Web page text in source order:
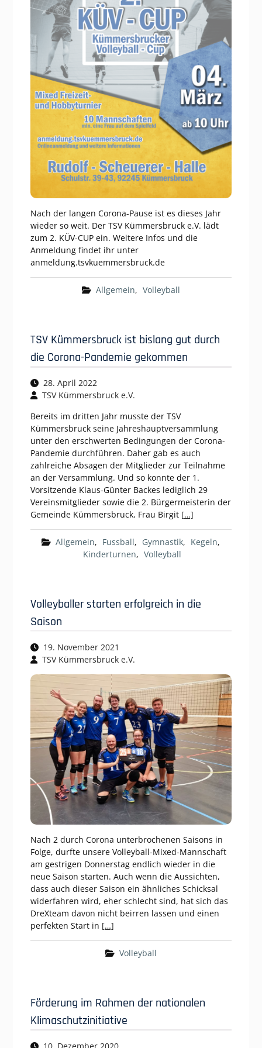
Nach der langen Corona-Pause ist es dieses Jahr
wieder so weit. Der TSV Kümmersbruck e.V. lädt
zum 2. KÜV-CUP ein. Weitere Infos und die
Anmeldung findet ihr unter
anmeldung.tsvkuemmersbruck.de
Allgemein, Volleyball
TSV Kümmersbruck ist bislang gut durch
die Corona-Pandemie gekommen
28. April 2022
TSV Kümmersbruck e.V.
Bereits im dritten Jahr musste der TSV
Kümmersbruck seine Jahreshauptversammlung
unter den erschwerten Bedingungen der Corona-
Pandemie durchführen. Daher gab es auch
zahlreiche Absagen der Mitglieder zur Teilnahme
an der Versammlung. Und so konnte der 1.
Vorsitzende Klaus-Günter Backes lediglich 29
Vereinsmitglieder sowie die 2. Bürgermeisterin der
Gemeinde Kümmersbruck, Frau Birgit […]
Allgemein, Fussball, Gymnastik, Kegeln,
Kinderturnen, Volleyball
Volleyballer starten erfolgreich in die
Saison
19. November 2021
TSV Kümmersbruck e.V.
Nach 2 durch Corona unterbrochenen Saisons in
Folge, durfte unsere Volleyball-Mixed-Mannschaft
am gestrigen Donnerstag endlich wieder in die
neue Saison starten. Auch wenn die Aussichten,
dass auch dieser Saison ein ähnliches Schicksal
widerfahren wird, eher schlecht sind, hat sich das
DreXteam davon nicht beirren lassen und einen
perfekten Start in […]
Volleyball
Förderung im Rahmen der nationalen
Klimaschutzinitiative